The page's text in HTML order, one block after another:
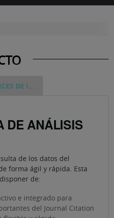
INDICES DE IMPACTO SCOPUS
DE ANÁLISIS
de los datos del
forma ágil y rápida. Esta
de:
e integrado para
del Journal Citation